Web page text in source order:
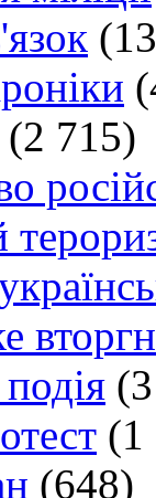
(2 715)
(1
(648)